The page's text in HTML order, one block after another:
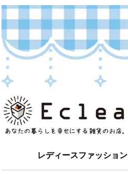
レディースファッション